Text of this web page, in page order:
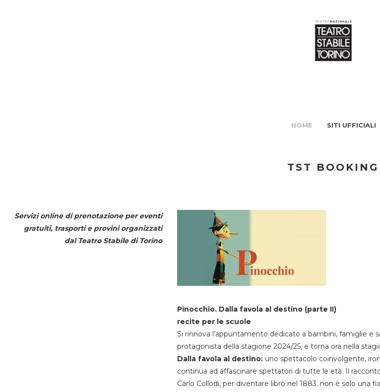
HOME SITI UFFICIALI
TST BOOKING
Servizi online di prenotazione per eventi
gratuiti, trasporti e provini organizzati
dal Teatro Stabile di Torino
Pinocchio. Dalla favola al destino (parte II)
recite per le scuole
Si rinnova l’appuntamento dedicato a bambini, famiglie e
protagonista della stagione 2024/25, e torna ora nella
Dalla favola al destino:uno spettacolo coinvolgente,
continua ad affascinare spettatori di tutte le età. Il
Carlo Collodi, per diventare libro nel 1883. non è solo una